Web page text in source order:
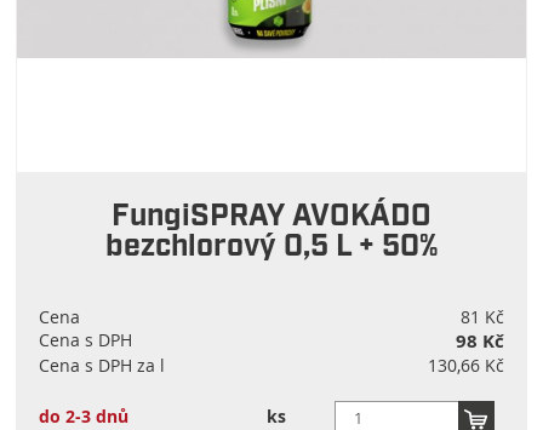
FungiSPRAY AVOKÁDO
bezchlorový 0,5 L + 50%
Cena
81 Kč
Cena s DPH
98 Kč
Cena s DPH za l 130,66 Kč
do 2-3 dnů ks